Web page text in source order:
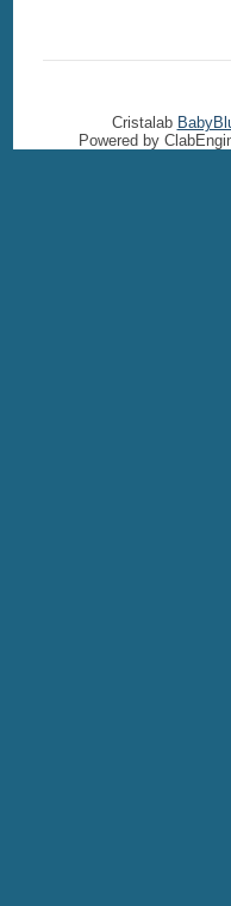
Cristalab
Powered by